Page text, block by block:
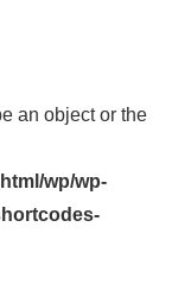
an object or the
wp/wp-